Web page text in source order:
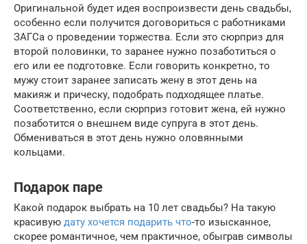
Оригинальной будет идея воспроизвести день свадьбы,
особенно если получится договориться с работниками
ЗАГСа о проведении торжества. Если это сюрприз для
второй половинки, то заранее нужно позаботиться о
его или ее подготовке. Если говорить конкретно, то
мужу стоит заранее записать жену в этот день на
макияж и прическу, подобрать подходящее платье.
Соответственно, если сюрприз готовит жена, ей нужно
позаботится о внешнем виде супруга в этот день.
Обмениваться в этот день нужно оловянными
кольцами.
Подарок паре
Какой подарок выбрать на 10 лет свадьбы? На такую
красивую дату хочется подарить что-то изысканное,
скорее романтичное, чем практичное, обыграв символы